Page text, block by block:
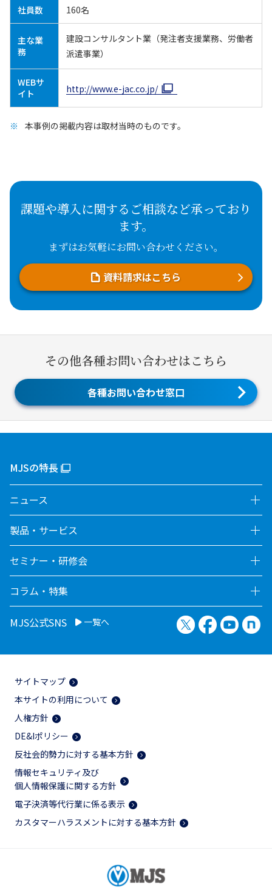
社員数 160名
主な業
務
建設コンサルタント業（発注者支援業務、労働者
派遣事業）
WEBサ
イト
http://www.e-jac.co.jp/
本事例の掲載内容は取材当時のものです。
課題や導入に関するご相談など承っており
ます。
まずはお気軽にお問い合わせください。
資料請求はこちら
その他各種お問い合わせはこちら
各種お問い合わせ窓口
MJSの特長
ニュース
製品・サービス
セミナー・研修会
コラム・特集
MJS公式SNS 一覧へ X（旧Twitter）
Facebook
サイトマップ
本サイトの利用について
人権方針
DE&Iポリシー
反社会的勢力に対する基本方針
情報セキュリティ及び
個人情報保護に関する方針
電子決済等代行業に係る表示
カスタマーハラスメントに対する基本方針